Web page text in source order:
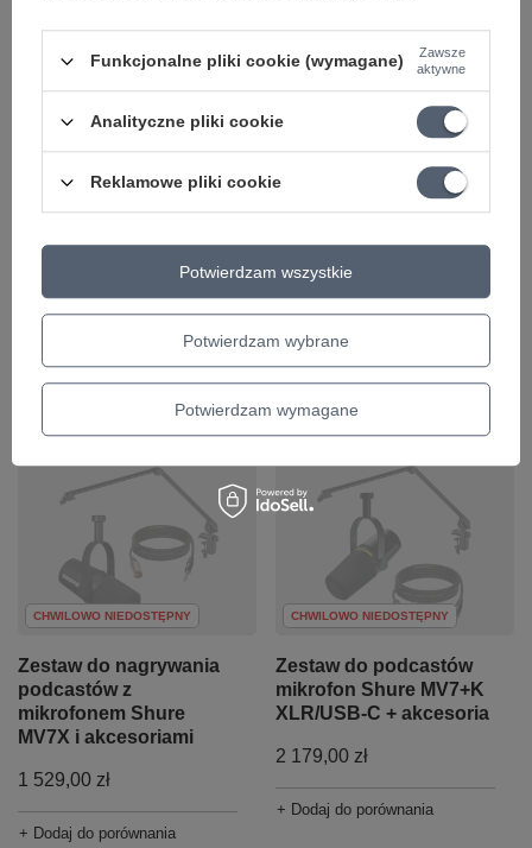
pojemnościowy Shure
MV5-B-DIG czarny USB i
Lightning
+ Dodaj do porównania
CHWILOWO NIEDOSTĘPNY
mikrofon Shure MV7+K
XLR/USB-C + statyw
23840 König & Meyer
1 787,00 zł
CHWILOWO NIEDOSTĘPNY
Zestaw do nagrywania
podcastów z
mikrofonem Shure
MV7X i akcesoriami
1 529,00 zł
+ Dodaj do porównania
CHWILOWO NIEDOSTĘPNY
Zestaw do podcastów
mikrofon Shure MV7+K
XLR/USB-C + akcesoria
2 179,00 zł
+ Dodaj do porównania
Funkcjonalne pliki cookie (wymagane)
Zawsze
aktywne
Analityczne pliki cookie
Reklamowe pliki cookie
Potwierdzam wybrane
Potwierdzam wymagane
Potwierdzam wszystkie